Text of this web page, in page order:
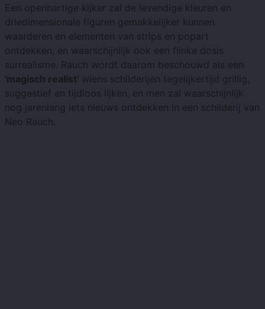
Een openhartige kijker zal de levendige kleuren en
driedimensionale figuren gemakkelijker kunnen
waarderen en elementen van strips en popart
ontdekken, en waarschijnlijk ook een flinke dosis
surrealisme. Rauch wordt daarom beschouwd als een
'magisch realist' wiens schilderijen tegelijkertijd grillig,
suggestief en tijdloos lijken, en men zal waarschijnlijk
nog jarenlang iets nieuws ontdekken in een schilderij van
Neo Rauch.